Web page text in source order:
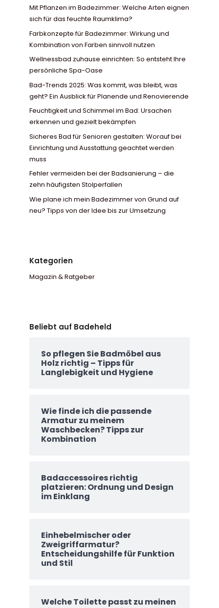
Mit Pflanzen im Badezimmer: Welche Arten eignen
sich für das feuchte Raumklima?
Farbkonzepte für Badezimmer: Wirkung und
Kombination von Farben sinnvoll nutzen
Wellnessbad zuhause einrichten: So entsteht Ihre
persönliche Spa-Oase
Bad-Trends 2025: Was kommt, was bleibt, was
geht? Ein Ausblick für Planende und Renovierende
Feuchtigkeit und Schimmel im Bad: Ursachen
erkennen und gezielt bekämpfen
Sicheres Bad für Senioren gestalten: Worauf bei
Einrichtung und Ausstattung geachtet werden
muss
Fehler vermeiden bei der Badsanierung – die
zehn häufigsten Stolperfallen
Wie plane ich mein Badezimmer von Grund auf
neu? Tipps von der Idee bis zur Umsetzung
Kategorien
Magazin & Ratgeber
Beliebt auf Badeheld
So pflegen Sie Badmöbel aus
Holz richtig – Tipps für
Langlebigkeit und Hygiene
Wie finde ich die passende
Armatur zu meinem
Waschbecken? Tipps zur
Kombination
Badaccessoires richtig
platzieren: Ordnung und Design
im Einklang
Einhebelmischer oder
Zweigriffarmatur?
Entscheidungshilfe für Funktion
und Stil
Welche Toilette passt zu meinen